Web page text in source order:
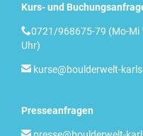
Kurs- und
0721/968675-79 (Mo-Mi
Uhr)
 kurse@boulderwelt-
Presseanfragen
